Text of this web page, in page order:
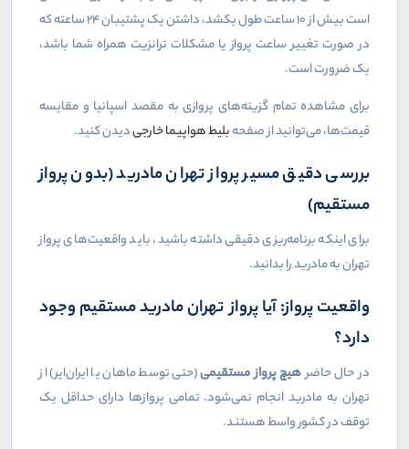
است بیش از ۱۰ ساعت طول بکشد، داشتن یک پشتیبان ۲۴ ساعته که
در صورت تغییر ساعت پرواز یا مشکلات ترانزیت همراه شما باشد،
یک ضرورت است.
برای مشاهده تمام گزینه‌های پروازی به مقصد اسپانیا و مقایسه
قیمت‌ها، می‌توانید از صفحهبلیط هواپیما خارجیدیدن کنید.
بررسی دقیق مسیر پرواز تهران مادرید (بدون پرواز
مستقیم)
برای اینکه برنامه‌ریزی دقیقی داشته باشید، باید واقعیت‌های پرواز
تهران به مادرید را بدانید.
واقعیت پرواز: آیا پرواز تهران مادرید مستقیم وجود
دارد؟
در حال حاضرهیچ پرواز مستقیمی(حتی توسط ماهان یا ایران‌ایر) از
تهران به مادرید انجام نمی‌شود. تمامی پروازها دارای حداقل یک
توقف در کشور واسط هستند.